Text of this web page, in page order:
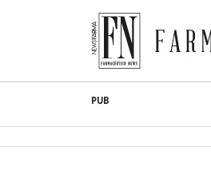
content
Farmacêutico News
PUB